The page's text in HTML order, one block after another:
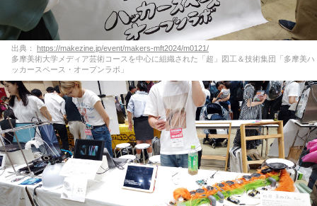
出典：
https://makezine.jp/event/makers-mft2024/m0121/
多摩美術大学メディア芸術コースを中心に組織された「超」図工＆技術集団「多摩美ハ
ッカースペース・オープンラボ」